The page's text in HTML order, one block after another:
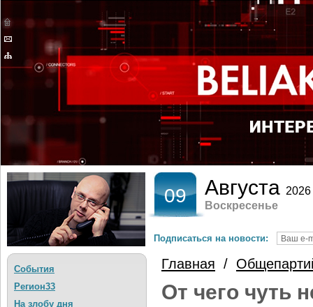
Подписаться на новости:
События
Регион33
На злобу дня
09 Августа 2026
Воскресенье
Главная /
От чего чуть